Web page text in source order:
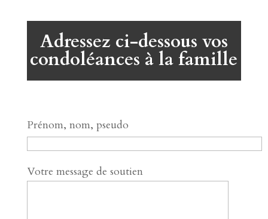
Adressez ci-dessous vos
condoléances à la famille
Prénom, nom, pseudo
Votre message de soutien